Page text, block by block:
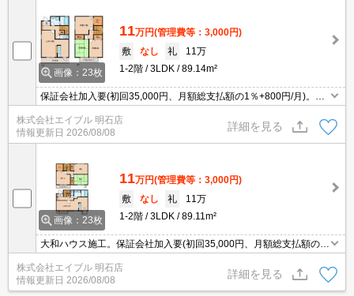
画像：23枚
11万円(管理費等：3,000円)
敷
なし 礼
11万
1-2階
3LDK 89.14m²
保証会社加入要(初回35,000円、月額総支払額の1％+800円/月)。大
和ハウスのD-room賃貸。追い焚き・エアコン・浴室乾燥機付きで設
備充実!。一坪タイプのお風呂でゆったり入浴。
株式会社エイブル 明石店
情報更新日 2026/08/08
詳細を見る
画像：23枚
11万円(管理費等：3,000円)
敷
なし 礼
11万
1-2階
3LDK 89.11m²
大和ハウス施工。保証会社加入要(初回35,000円、月額総支払額の
1％+800円/月)。一坪タイプのお風呂でゆったり入浴。都市ガス使
用。仲介手数料家賃の0.55ヵ月分。
株式会社エイブル 明石店
情報更新日 2026/08/08
詳細を見る